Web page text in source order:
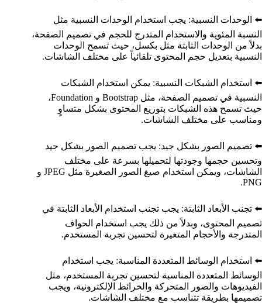
⬅️ الوحدات النسبية: يجب استخدام الوحدات النسبية مثل
النسبة المئوية والاستخدام المتدرج للحجم في تصميم الصفحة،
بدلاً من الوحدات الثابتة مثل بكسل، حيث تسمح الوحدات
النسبية بتعديل حجم المحتوى تلقائياً على مختلف الشاشات.
⬅️ استخدام الشبكات النسبية: يمكن استخدام الشبكات
النسبية في تصميم الصفحة، مثل Bootstrap و Foundation،
حيث تسمح هذه الشبكات بتوزيع المحتوى بشكل متساوٍ
ومناسب على مختلف الشاشات.
⬅️ تصميم الصور بشكل جيد: يجب تصميم الصور بشكل جيد
وتحسين حجمها وجودتها لتحميلها بسرعة على مختلف
الشاشات، ويمكن استخدام صيغ الصور الصغيرة مثل JPEG و
PNG.
⬅️ تجنب الأبعاد الثابتة: يجب تجنب استخدام الأبعاد الثابتة في
تصميم المحتوى، وبدلاً من ذلك يجب استخدام الحواف
المتدرجة والأحجام المتغيرة لتحسين تجربة المستخدم.
⬅️ استخدام الوسائط المتعددة المناسبة: يجب استخدام
الوسائط المتعددة المناسبة لتحسين تجربة المستخدم، مثل
الفيديوهات والصور المتحركة والخرائط الإلكترونية، ويجب
تصميمها بطريقة تتناسب مع مختلف الشاشات.